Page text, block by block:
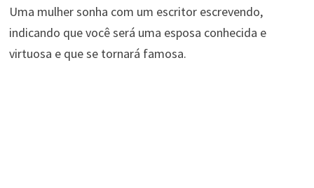
Uma mulher sonha com um escritor escrevendo,
indicando que você será uma esposa conhecida e
virtuosa e que se tornará famosa.